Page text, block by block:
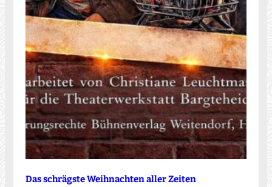
Das schrägste Weihnachten aller Zeiten